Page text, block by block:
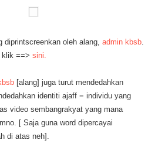
diprintscreenkan oleh alang,admin kbsb
klik ==>sini.
[alang] juga turut mendedahkan
identiti ajaff = individu yang
video sembangrakyat yang mana
[ Saja guna word dipercayai
di atas neh].